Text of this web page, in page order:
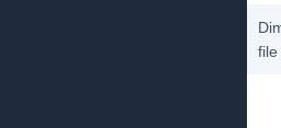
file